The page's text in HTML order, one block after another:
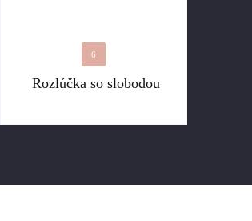
Rozlúčka so slobodou
6